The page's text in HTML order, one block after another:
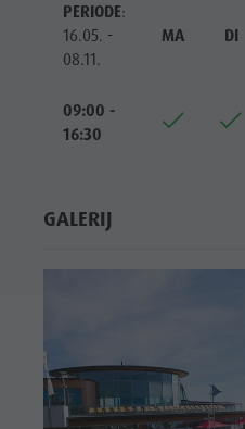
PERIODE:
16.05. -
08.11.
MA DI
09:00 -
16:30
GALERIJ